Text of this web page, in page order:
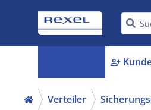
person_add
Verteiler